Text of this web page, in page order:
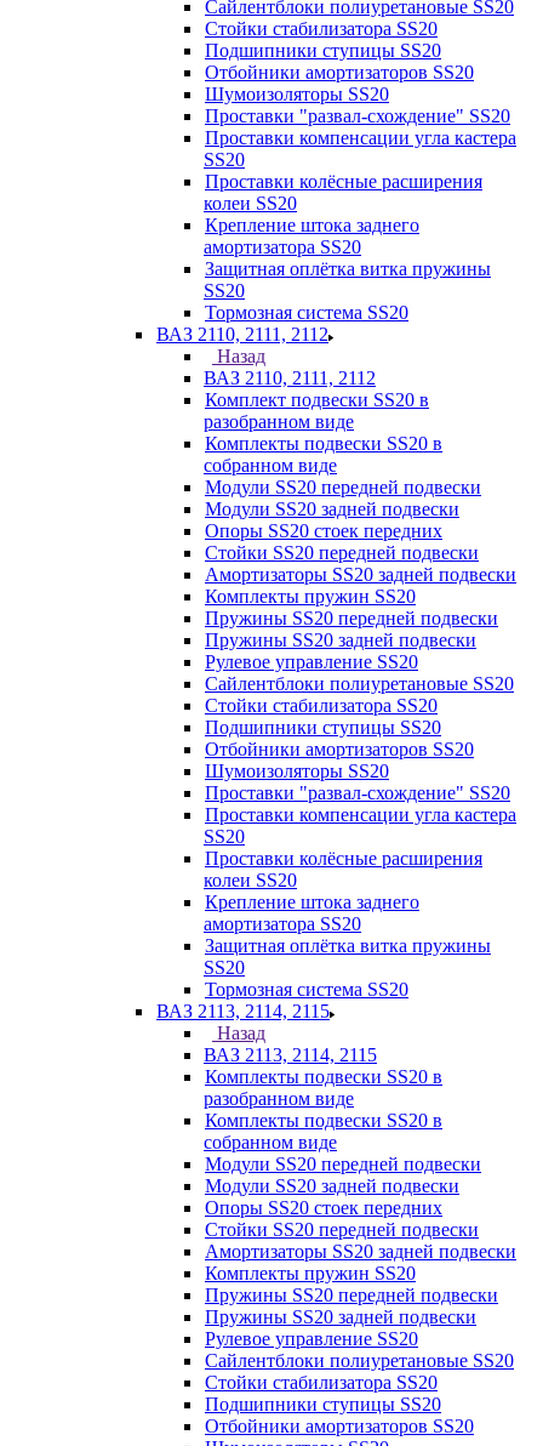
Сайлентблоки полиуретановые SS20
Стойки стабилизатора SS20
Подшипники ступицы SS20
Отбойники амортизаторов SS20
Шумоизоляторы SS20
Проставки "развал-схождение" SS20
Проставки компенсации угла кастера
SS20
Проставки колёсные расширения
колеи SS20
Крепление штока заднего
амортизатора SS20
Защитная оплётка витка пружины
SS20
Тормозная система SS20
ВАЗ 2110, 2111, 2112
Назад
ВАЗ 2110, 2111, 2112
Комплект подвески SS20 в
разобранном виде
Комплекты подвески SS20 в
собранном виде
Модули SS20 передней подвески
Модули SS20 задней подвески
Опоры SS20 стоек передних
Стойки SS20 передней подвески
Амортизаторы SS20 задней подвески
Комплекты пружин SS20
Пружины SS20 передней подвески
Пружины SS20 задней подвески
Рулевое управление SS20
Сайлентблоки полиуретановые SS20
Стойки стабилизатора SS20
Подшипники ступицы SS20
Отбойники амортизаторов SS20
Шумоизоляторы SS20
Проставки "развал-схождение" SS20
Проставки компенсации угла кастера
SS20
Проставки колёсные расширения
колеи SS20
Крепление штока заднего
амортизатора SS20
Защитная оплётка витка пружины
SS20
Тормозная система SS20
ВАЗ 2113, 2114, 2115
Назад
ВАЗ 2113, 2114, 2115
Комплекты подвески SS20 в
разобранном виде
Комплекты подвески SS20 в
собранном виде
Модули SS20 передней подвески
Модули SS20 задней подвески
Опоры SS20 стоек передних
Стойки SS20 передней подвески
Амортизаторы SS20 задней подвески
Комплекты пружин SS20
Пружины SS20 передней подвески
Пружины SS20 задней подвески
Рулевое управление SS20
Сайлентблоки полиуретановые SS20
Стойки стабилизатора SS20
Подшипники ступицы SS20
Отбойники амортизаторов SS20